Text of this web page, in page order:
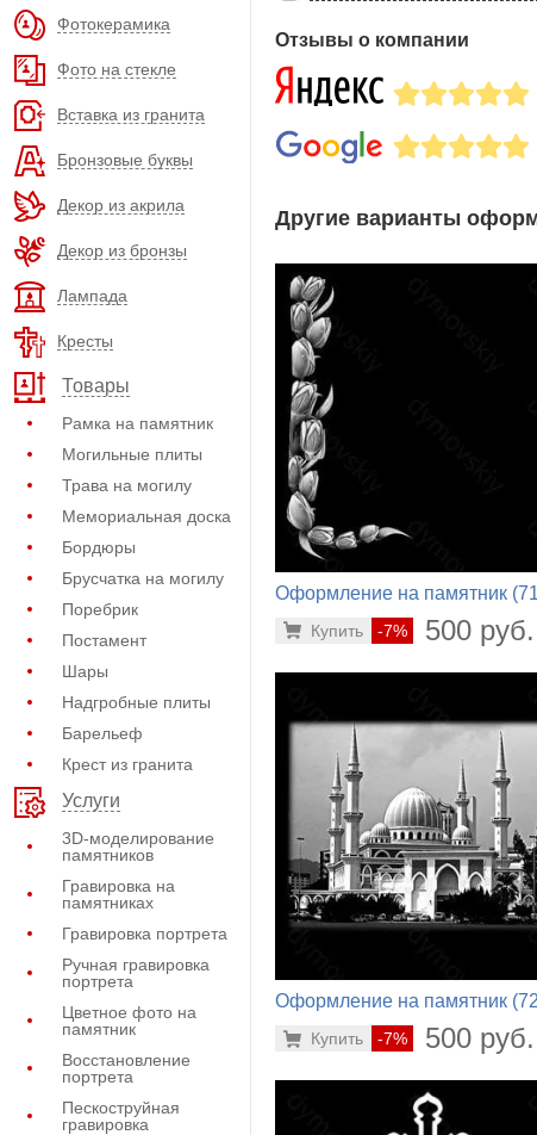
Фотокерамика
Фото на стекле
Вставка из гранита
Бронзовые буквы
Декор из акрила
Декор из бронзы
Лампада
Кресты
Товары
Рамка на памятник
Могильные плиты
Трава на могилу
Мемориальная доска
Бордюры
Брусчатка на могилу
Поребрик
Постамент
Шары
Надгробные плиты
Барельеф
Крест из гранита
Услуги
3D-моделирование
памятников
Гравировка на
памятниках
Гравировка портрета
Ручная гравировка
портрета
Цветное фото на
памятник
Восстановление
портрета
Пескоструйная
гравировка
Отзывы о компании
Другие варианты
Оформление на памятник
-7% 500 руб.
Купить
Оформление на памятник
-7% 500 руб.
Купить